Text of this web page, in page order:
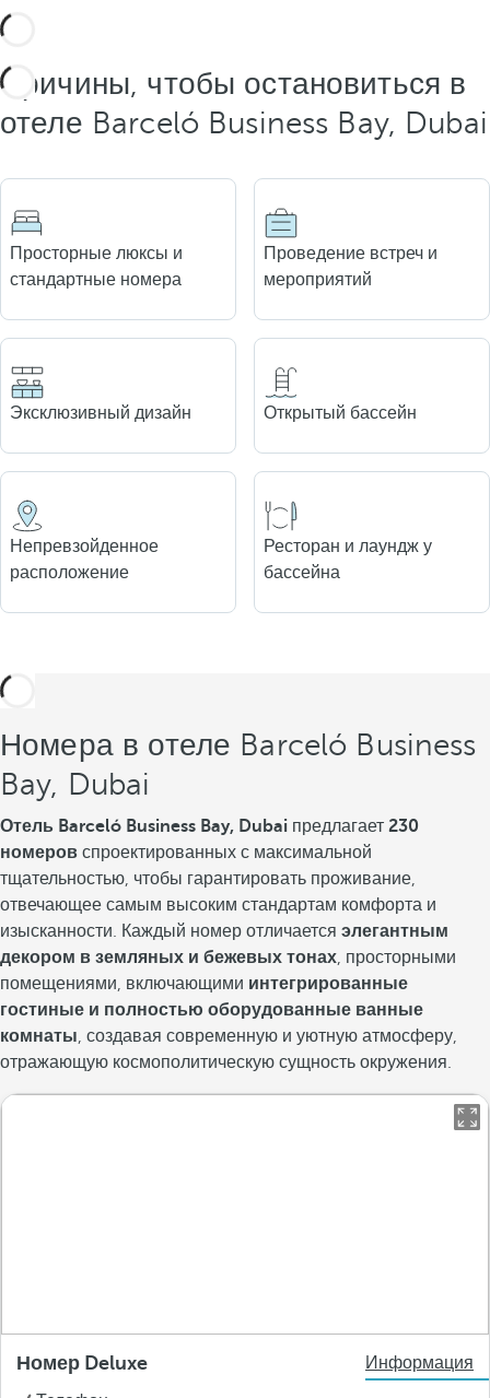
Причины, чтобы остановиться в
отеле Barceló Business Bay, Dubai
Просторные люксы и
стандартные номера
Проведение встреч и
мероприятий
Эксклюзивный дизайн Открытый бассейн
Непревзойденное
расположение
Ресторан и лаундж у
бассейна
Номера в отеле Barceló Business
Bay, Dubai
Отель Barceló Business Bay, Dubai предлагает 230
номеров спроектированных с максимальной
тщательностью, чтобы гарантировать проживание,
отвечающее самым высоким стандартам комфорта и
изысканности. Каждый номер отличается элегантным
декором в земляных и бежевых тонах, просторными
помещениями, включающими интегрированные
гостиные и полностью оборудованные ванные
комнаты, создавая современную и уютную атмосферу,
отражающую космополитическую сущность окружения.
Номер Deluxe
Информация